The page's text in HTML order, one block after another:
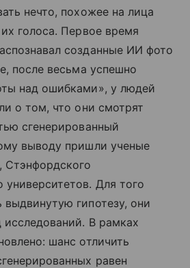
нечто, похожее на лица
голоса. Первое время
созданные ИИ фото
после весьма успешно
над ошибками», у людей
о том, что они смотрят
сгенерированный
выводу пришли ученые
Стэнфордского
университетов. Для того
выдвинутую гипотезу, они
В рамках
шанс отличить
равен